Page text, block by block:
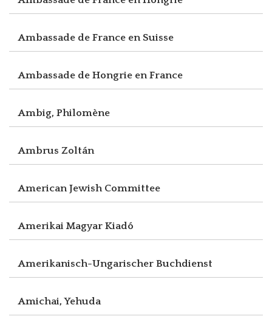
Ambassade de France en Suisse
Ambassade de Hongrie en France
Ambig, Philomène
Ambrus Zoltán
American Jewish Committee
Amerikai Magyar Kiadó
Amerikanisch-Ungarischer Buchdienst
Amichai, Yehuda